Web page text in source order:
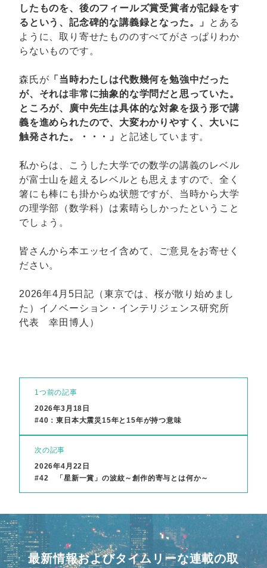
したものを、後のフィールズ賞受賞者が記録をす
るという、記念碑的な講義録となった。」
とある
ように、取り寄せたもののすべてがさっぱりわか
らないものです。
森氏が 「当時わたしは代数幾何を勉強中だった
が、それは非常に抽象的な学問だと思っていた。
ところが、廣中先生は具体的な対象を扱う形で講
義を進められたので、大変わかりやすく、大いに
触発された。・・・」
と記述しています。
私からは、こうした大学での数学の講義のレベル
が富士山を超えるレベルとも思えますので、全く
箸にも棒にも掛からぬ状態ですが、当時から大学
の理学部（数学科）は素晴らしかったということ
でしょう。
皆さんから本エッセイ含めて、ご意見をお寄せく
ださい。
2026年4月5日記（東京では、桜が散り始めまし
た）イノベーション・インテリジェンス研究所
代表 幸田博人）
1つ前の記事
2026年3月18日
#40：東日本大震災15年と15年が持つ意味
次の記事
2026年4月22日
#42 「星新一賞」の波紋～創作的寄与とは何か～
最新情報およびタイムリーな連載の取